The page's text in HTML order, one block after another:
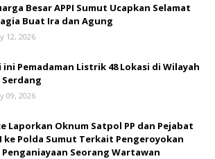
Besar APPI Sumut Ucapkan Selamat
Buat Ira dan Agung
12, 2026
ini Pemadaman Listrik 48 Lokasi di Wilayah
Serdang
09, 2026
Laporkan Oknum Satpol PP dan Pejabat
ke Polda Sumut Terkait Pengeroyokan
Penganiayaan Seorang Wartawan